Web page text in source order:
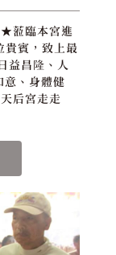
蒞臨本宮進
賓，致上最
益昌隆、人
意、身體健
后宮走走